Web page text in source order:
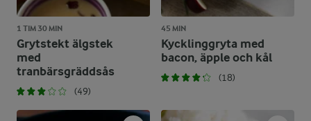
1 TIM 30 MIN
Grytstekt älgstek
med
tranbärsgräddsås
(49)
45 MIN
Kycklinggryta med
bacon, äpple och kål
(18)